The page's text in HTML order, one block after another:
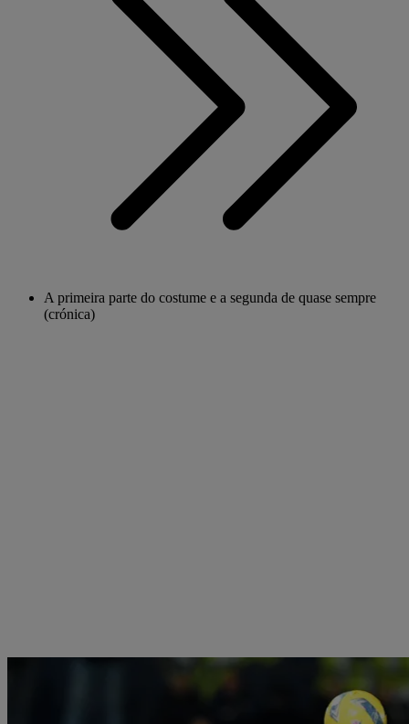
A primeira parte do costume e a segunda de quase sempre
(crónica)